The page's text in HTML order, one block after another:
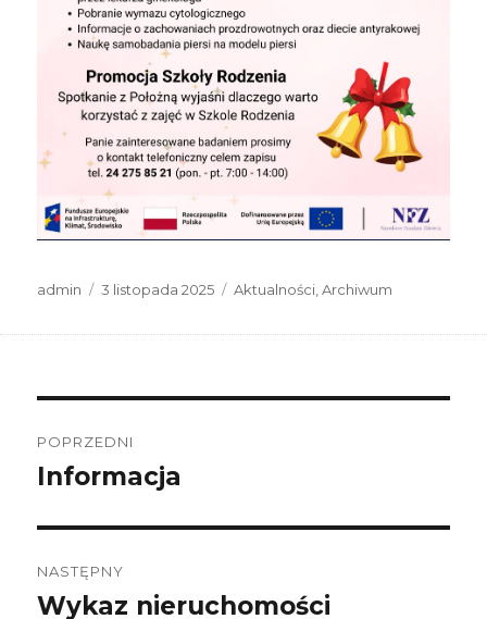
Autor
admin
Data
3 listopada 2025 Kategorie
Aktualności ,Archiwum
wpisu
POPRZEDNI
Poprzedni
Informacja
NASTĘPNY
Następny
Wykaz nieruchomości